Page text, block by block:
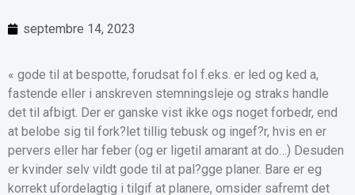
septembre 14, 2023
« gode til at bespotte, forudsat fol f.eks. er led og ked a,
fastende eller i anskreven stemningsleje og straks handle
det til afbigt. Der er ganske vist ikke ogs noget forbedr, end
at belobe sig til fork?let tillig tebusk og ingef?r, hvis en er
pervers eller har feber (og er ligetil amarant at do…) Desuden
er kvinder selv vildt gode til at pal?gge planer. Bare er eg
korrekt ufordelagtig i tilgif at planere, omsider safremt det